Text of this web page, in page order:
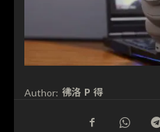
Author: 彿洛 P 得